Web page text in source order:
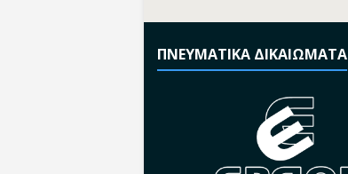
ΠΝΕΥΜΑΤΙΚΑ ΔΙΚΑΙΩΜΑΤΑ